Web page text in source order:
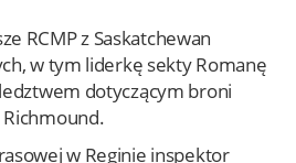
RCMP z Saskatchewan
w tym liderkę sekty Romanę
dotyczącym broni
w Reginie inspektor